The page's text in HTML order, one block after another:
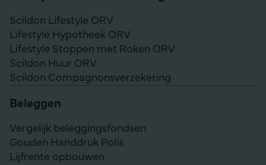
Scildon Lifestyle ORV
Lifestyle Hypotheek ORV
Lifestyle Stoppen met Roken ORV
Scildon Huur ORV
Scildon Compagnonsverzekering
Beleggen
Vergelijk beleggingsfondsen
Gouden Handdruk Polis
Lijfrente opbouwen